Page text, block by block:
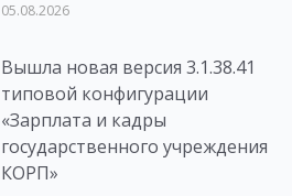
05.08.2026
Вышла новая версия 3.1.38.41
типовой конфигурации
«Зарплата и кадры
государственного учреждения
КОРП»